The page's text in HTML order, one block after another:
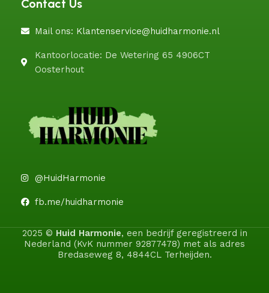
Contact Us
Mail ons: Klantenservice@huidharmonie.nl
Kantoorlocatie: De Wetering 65 4906CT
Oosterhout
@HuidHarmonie
fb.me/huidharmonie
2025 © Huid Harmonie, een bedrijf geregistreerd in
Nederland (KvK nummer 92877478) met als adres
Bredaseweg 8, 4844CL Terheijden.